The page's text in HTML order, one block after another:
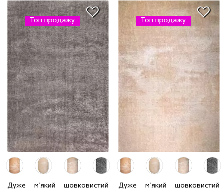
Топ продажу
Дуже м'який шовковистий
2.0 x 2.9 м 38 шт
7981 грн
Топ продажу
Дуже м'який шовковистий